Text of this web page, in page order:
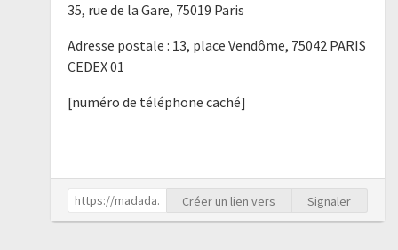
35, rue de la Gare, 75019 Paris
Adresse postale : 13, place Vendôme, 75042 PARIS
CEDEX 01
[numéro de téléphone caché]
Créer un lien vers Signaler